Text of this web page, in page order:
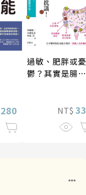
280
過敏、肥胖或憂
鬱？其實是腸道
NT$